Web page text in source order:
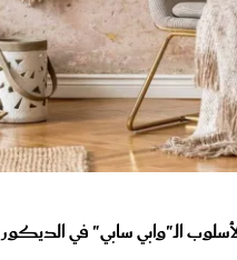
الـ"وابي سابي" في الديكور